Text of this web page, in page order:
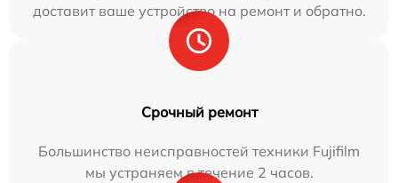
доставит ваше устройство на ремонт и обратно.
Срочный ремонт
Большинство неисправностей техники Fujifilm
мы устраняем в течение 2 часов.